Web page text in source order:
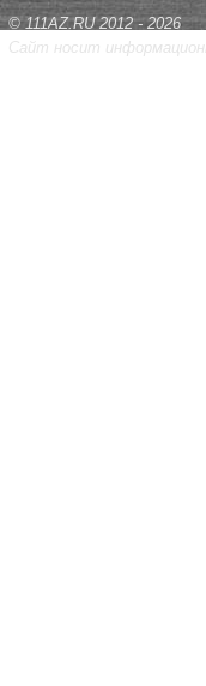
© 111AZ.RU 2012 - 2026
Сайт носит